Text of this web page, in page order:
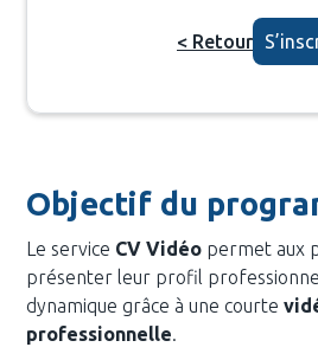
< Retour
Objectif du
Le service CV Vidéo permet aux
présenter leur profil
dynamique grâce à une courte
professionnelle.